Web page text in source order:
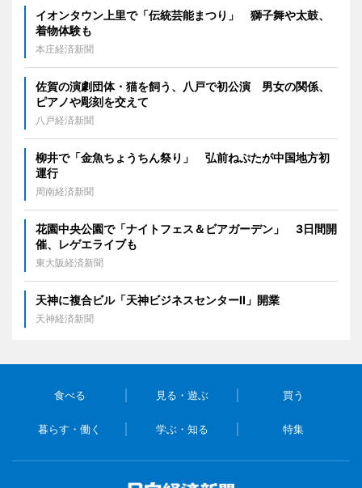
イオンタウン上里で「伝統芸能まつり」 獅子舞や太鼓、
着物体験も
本庄経済新聞
佐賀の演劇団体・猫を飼う、八戸で初公演 男女の関係、
ピアノや彫刻を交えて
八戸経済新聞
柳井で「金魚ちょうちん祭り」 弘前ねぷたが中国地方初
運行
周南経済新聞
花園中央公園で「ナイトフェス＆ビアガーデン」 3日間開
催、レゲエライブも
東大阪経済新聞
天神に複合ビル「天神ビジネスセンターII」開業
天神経済新聞
食べる 見る・遊ぶ 買う
暮らす・働く 学ぶ・知る 特集